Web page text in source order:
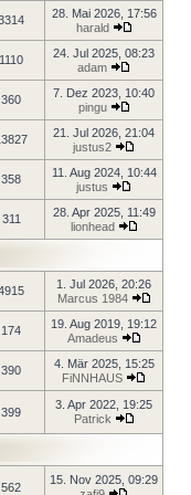
28. Mai 2026, 17:56
harald
1110
24. Jul 2025, 08:23
adam
360
7. Dez 2023, 10:40
pingu
21. Jul 2026, 21:04
justus2
358
11. Aug 2024, 10:44
justus
311
28. Apr 2025, 11:49
lionhead
1. Jul 2026, 20:26
Marcus 1984
174
19. Aug 2019, 19:12
Amadeus
390
4. Mär 2025, 15:25
FiNNHAUS
399
3. Apr 2022, 19:25
Patrick
562
15. Nov 2025, 09:29